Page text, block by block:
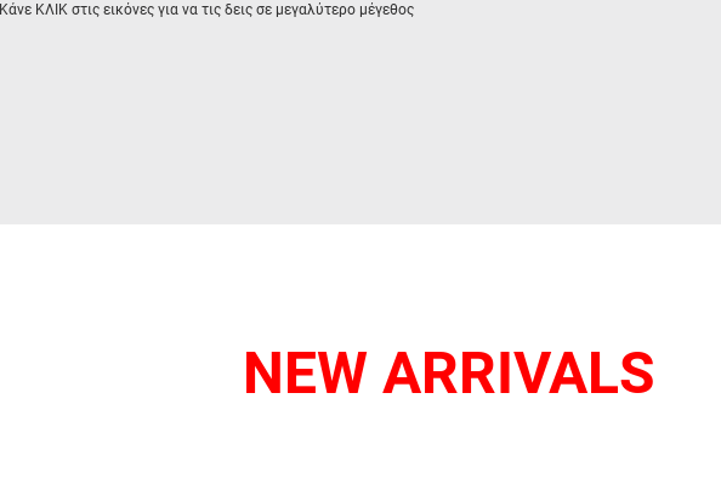
Κάνε ΚΛΙΚ στις εικόνες για να τις δεις σε μεγαλύτερο μέγεθος
NEW ARRIVALS